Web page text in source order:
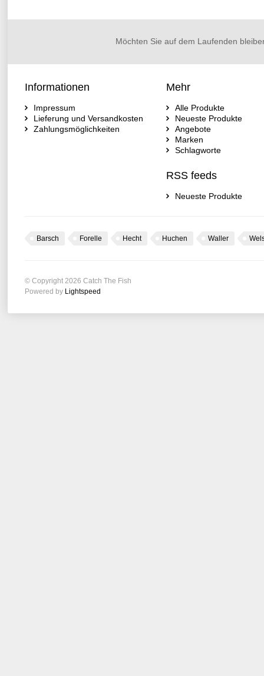
Möchten Sie auf dem Laufenden
Informationen
Impressum
Lieferung und Versandkosten
Zahlungsmöglichkeiten
Mehr
Alle Produkte
Neueste Produkte
Angebote
Marken
Schlagworte
RSS feeds
Neueste Produkte
Barsch Forelle Hecht Huchen Waller
© Copyright 2026 Catch The Fish
Powered by Lightspeed